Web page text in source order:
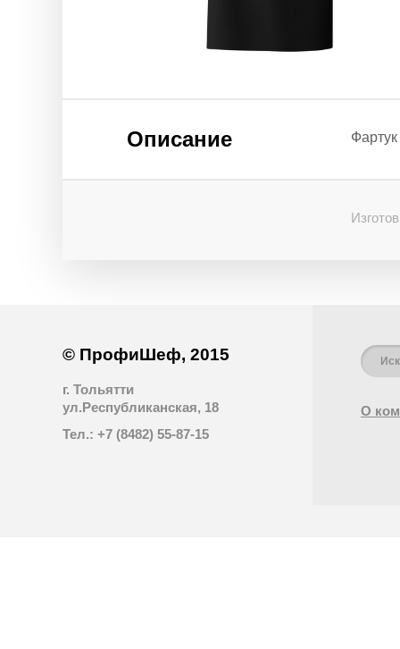
Описание
© ПрофиШеф, 2015
г. Тольятти
ул.Республиканская, 18
Тел.: +7 (8482) 55-87-15
О